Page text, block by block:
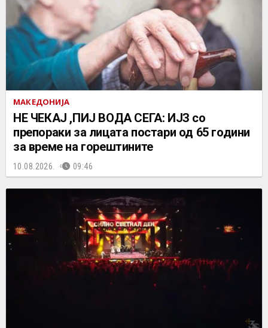
МАКЕДОНИЈА
НЕ ЧEКАЈ ,ПИЈ ВОДА СЕГА: ИЈЗ со
препораки за лицата постари од 65 години
за време на горештините
10.08.2026. 09:46